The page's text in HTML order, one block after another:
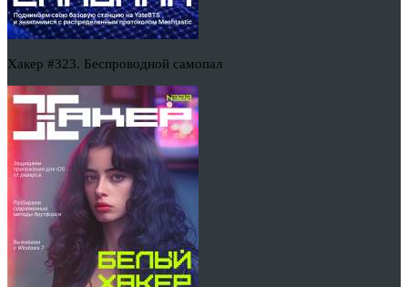
Хакер #323. Беспроводной самопал